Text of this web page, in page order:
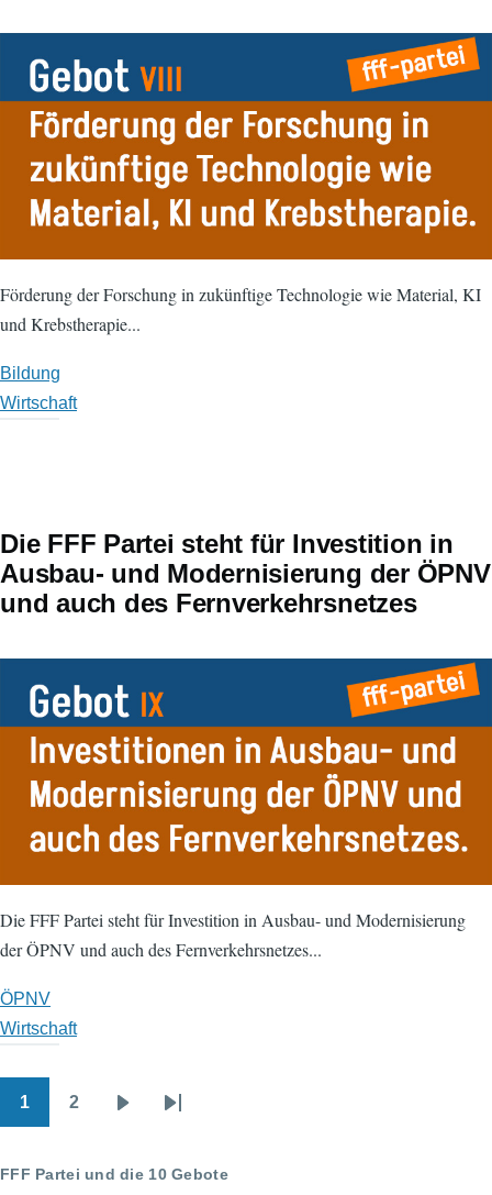
Förderung der Forschung in zukünftige Technologie wie Material, KI
und Krebstherapie...
Bildung
Wirtschaft
Die FFF Partei steht für Investition in
Ausbau- und Modernisierung der ÖPNV
und auch des Fernverkehrsnetzes
Die FFF Partei steht für Investition in Ausbau- und Modernisierung
der ÖPNV und auch des Fernverkehrsnetzes...
ÖPNV
Wirtschaft
Seitennummerierung
1 2
NächsteLetzte
FFF Partei und die 10 Gebote